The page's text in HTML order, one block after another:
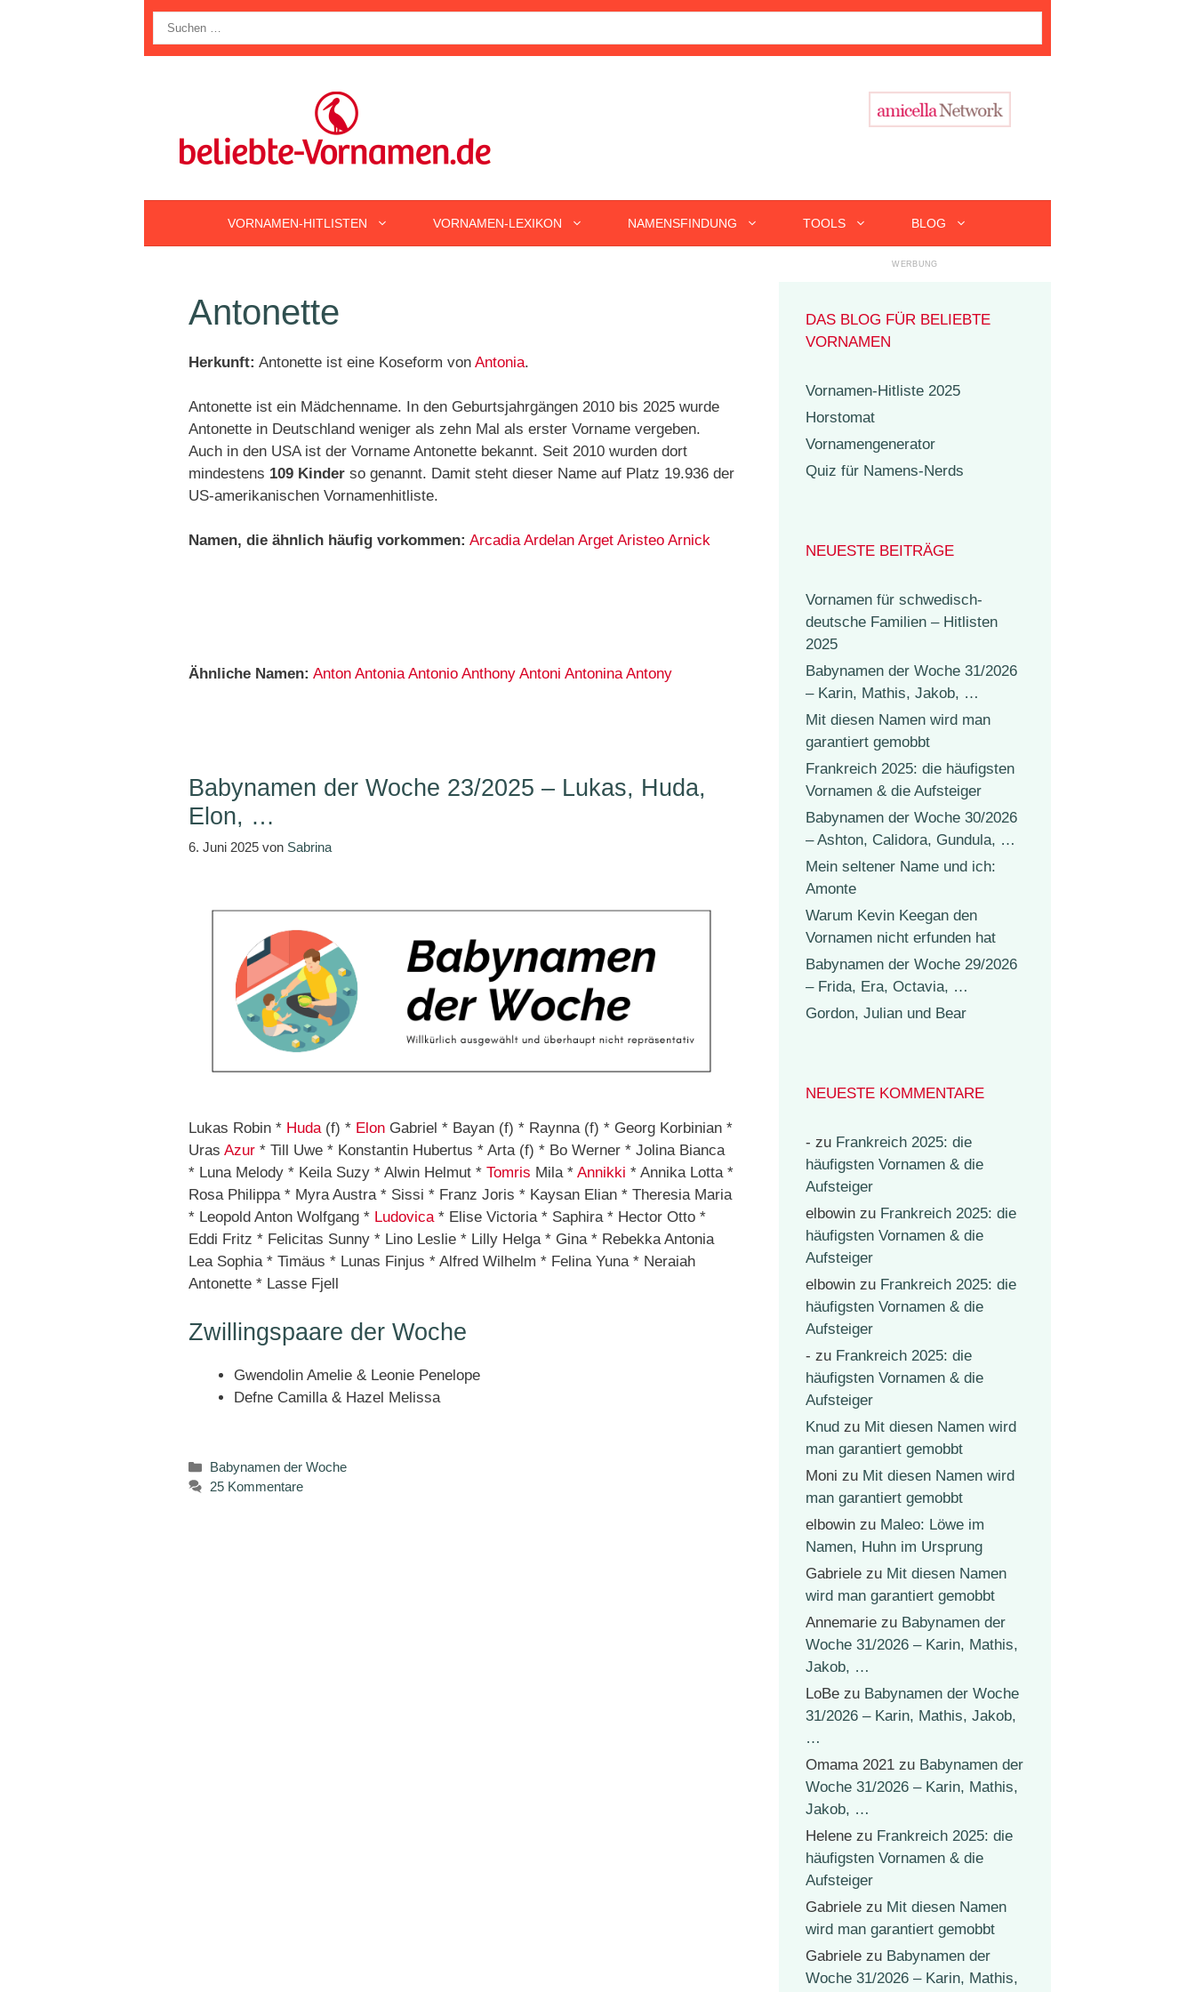
nach:
VORNAMEN-HITLISTEN VORNAMEN-LEXIKON NAMENSFINDUNG TOOLS BLOG
Antonette
Herkunft: Antonette ist eine Koseform von Antonia.
Antonette ist ein Mädchenname. In den Geburtsjahrgängen 2010 bis 2025 wurde
Antonette in Deutschland weniger als zehn Mal als erster Vorname vergeben.
Auch in den USA ist der Vorname Antonette bekannt. Seit 2010 wurden dort
mindestens 109 Kinder so genannt. Damit steht dieser Name auf Platz 19.936 der
US-amerikanischen Vornamenhitliste.
Namen, die ähnlich häufig vorkommen: Arcadia Ardelan Arget Aristeo Arnick
Ähnliche Namen: Anton Antonia Antonio Anthony Antoni Antonina Antony
Babynamen der Woche 23/2025 – Lukas, Huda,
Elon, …
6. Juni 2025 von Sabrina
Lukas Robin * Huda(f) * Elon Gabriel * Bayan (f) * Raynna (f) * Georg Korbinian *
Uras Azur * Till Uwe * Konstantin Hubertus * Arta (f) * Bo Werner * Jolina Bianca
* Luna Melody * Keila Suzy * Alwin Helmut * Tomris Mila * Annikki * Annika Lotta *
Rosa Philippa * Myra Austra * Sissi * Franz Joris * Kaysan Elian * Theresia Maria
* Leopold Anton Wolfgang * Ludovica* Elise Victoria * Saphira * Hector Otto *
Eddi Fritz * Felicitas Sunny * Lino Leslie * Lilly Helga * Gina * Rebekka Antonia
Lea Sophia * Timäus * Lunas Finjus * Alfred Wilhelm * Felina Yuna * Neraiah
Antonette * Lasse Fjell
Zwillingspaare der Woche
Gwendolin Amelie & Leonie Penelope
Defne Camilla & Hazel Melissa
Kategorien
Babynamen der Woche
25 Kommentare
DAS BLOG FÜR BELIEBTE
VORNAMEN
Vornamen-Hitliste 2025
Horstomat
Vornamengenerator
Quiz für Namens-Nerds
NEUESTE BEITRÄGE
Vornamen für schwedisch-
deutsche Familien – Hitlisten
2025
Babynamen der Woche 31/2026
– Karin, Mathis, Jakob, …
Mit diesen Namen wird man
garantiert gemobbt
Frankreich 2025: die häufigsten
Vornamen & die Aufsteiger
Babynamen der Woche 30/2026
– Ashton, Calidora, Gundula, …
Mein seltener Name und ich:
Amonte
Warum Kevin Keegan den
Vornamen nicht erfunden hat
Babynamen der Woche 29/2026
– Frida, Era, Octavia, …
Gordon, Julian und Bear
NEUESTE KOMMENTARE
- zu Frankreich 2025: die
häufigsten Vornamen & die
Aufsteiger
elbowin zu Frankreich 2025: die
häufigsten Vornamen & die
Aufsteiger
elbowin zu Frankreich 2025: die
häufigsten Vornamen & die
Aufsteiger
- zu Frankreich 2025: die
häufigsten Vornamen & die
Aufsteiger
Knud zu Mit diesen Namen wird
man garantiert gemobbt
Moni zu Mit diesen Namen wird
man garantiert gemobbt
elbowin zu Maleo: Löwe im
Namen, Huhn im Ursprung
Gabriele zu Mit diesen Namen
wird man garantiert gemobbt
Annemarie zu Babynamen der
Woche 31/2026 – Karin, Mathis,
Jakob, …
LoBe zu Babynamen der Woche
31/2026 – Karin, Mathis, Jakob,
…
Omama 2021 zu Babynamen der
Woche 31/2026 – Karin, Mathis,
Jakob, …
Helene zu Frankreich 2025: die
häufigsten Vornamen & die
Aufsteiger
Gabriele zu Mit diesen Namen
wird man garantiert gemobbt
Gabriele zu Babynamen der
Woche 31/2026 – Karin, Mathis,